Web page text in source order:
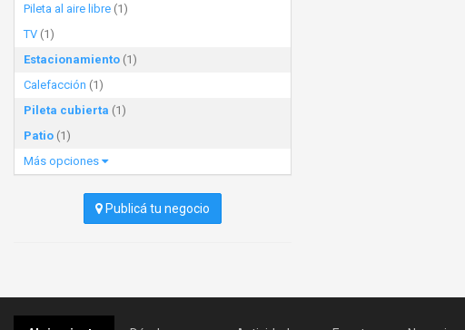
Pileta al aire libre (1)
TV (1)
Estacionamiento (1)
Calefacción (1)
Pileta cubierta (1)
Patio (1)
Más opciones
Publicá tu negocio